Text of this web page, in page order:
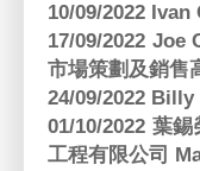
10/09/2022
17/09/2022
市場策劃及銷售
24/09/2022
01/10/2022 葉
工程有限公司